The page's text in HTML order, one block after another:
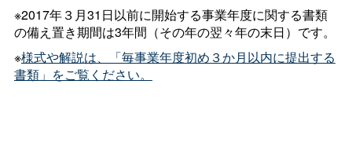
※2017年３月31日以前に開始する事業年度に関する書類
の備え置き期間は3年間（その年の翌々年の末日）です。
※様式や解説は、「毎事業年度初め３か月以内に提出する
書類」をご覧ください。